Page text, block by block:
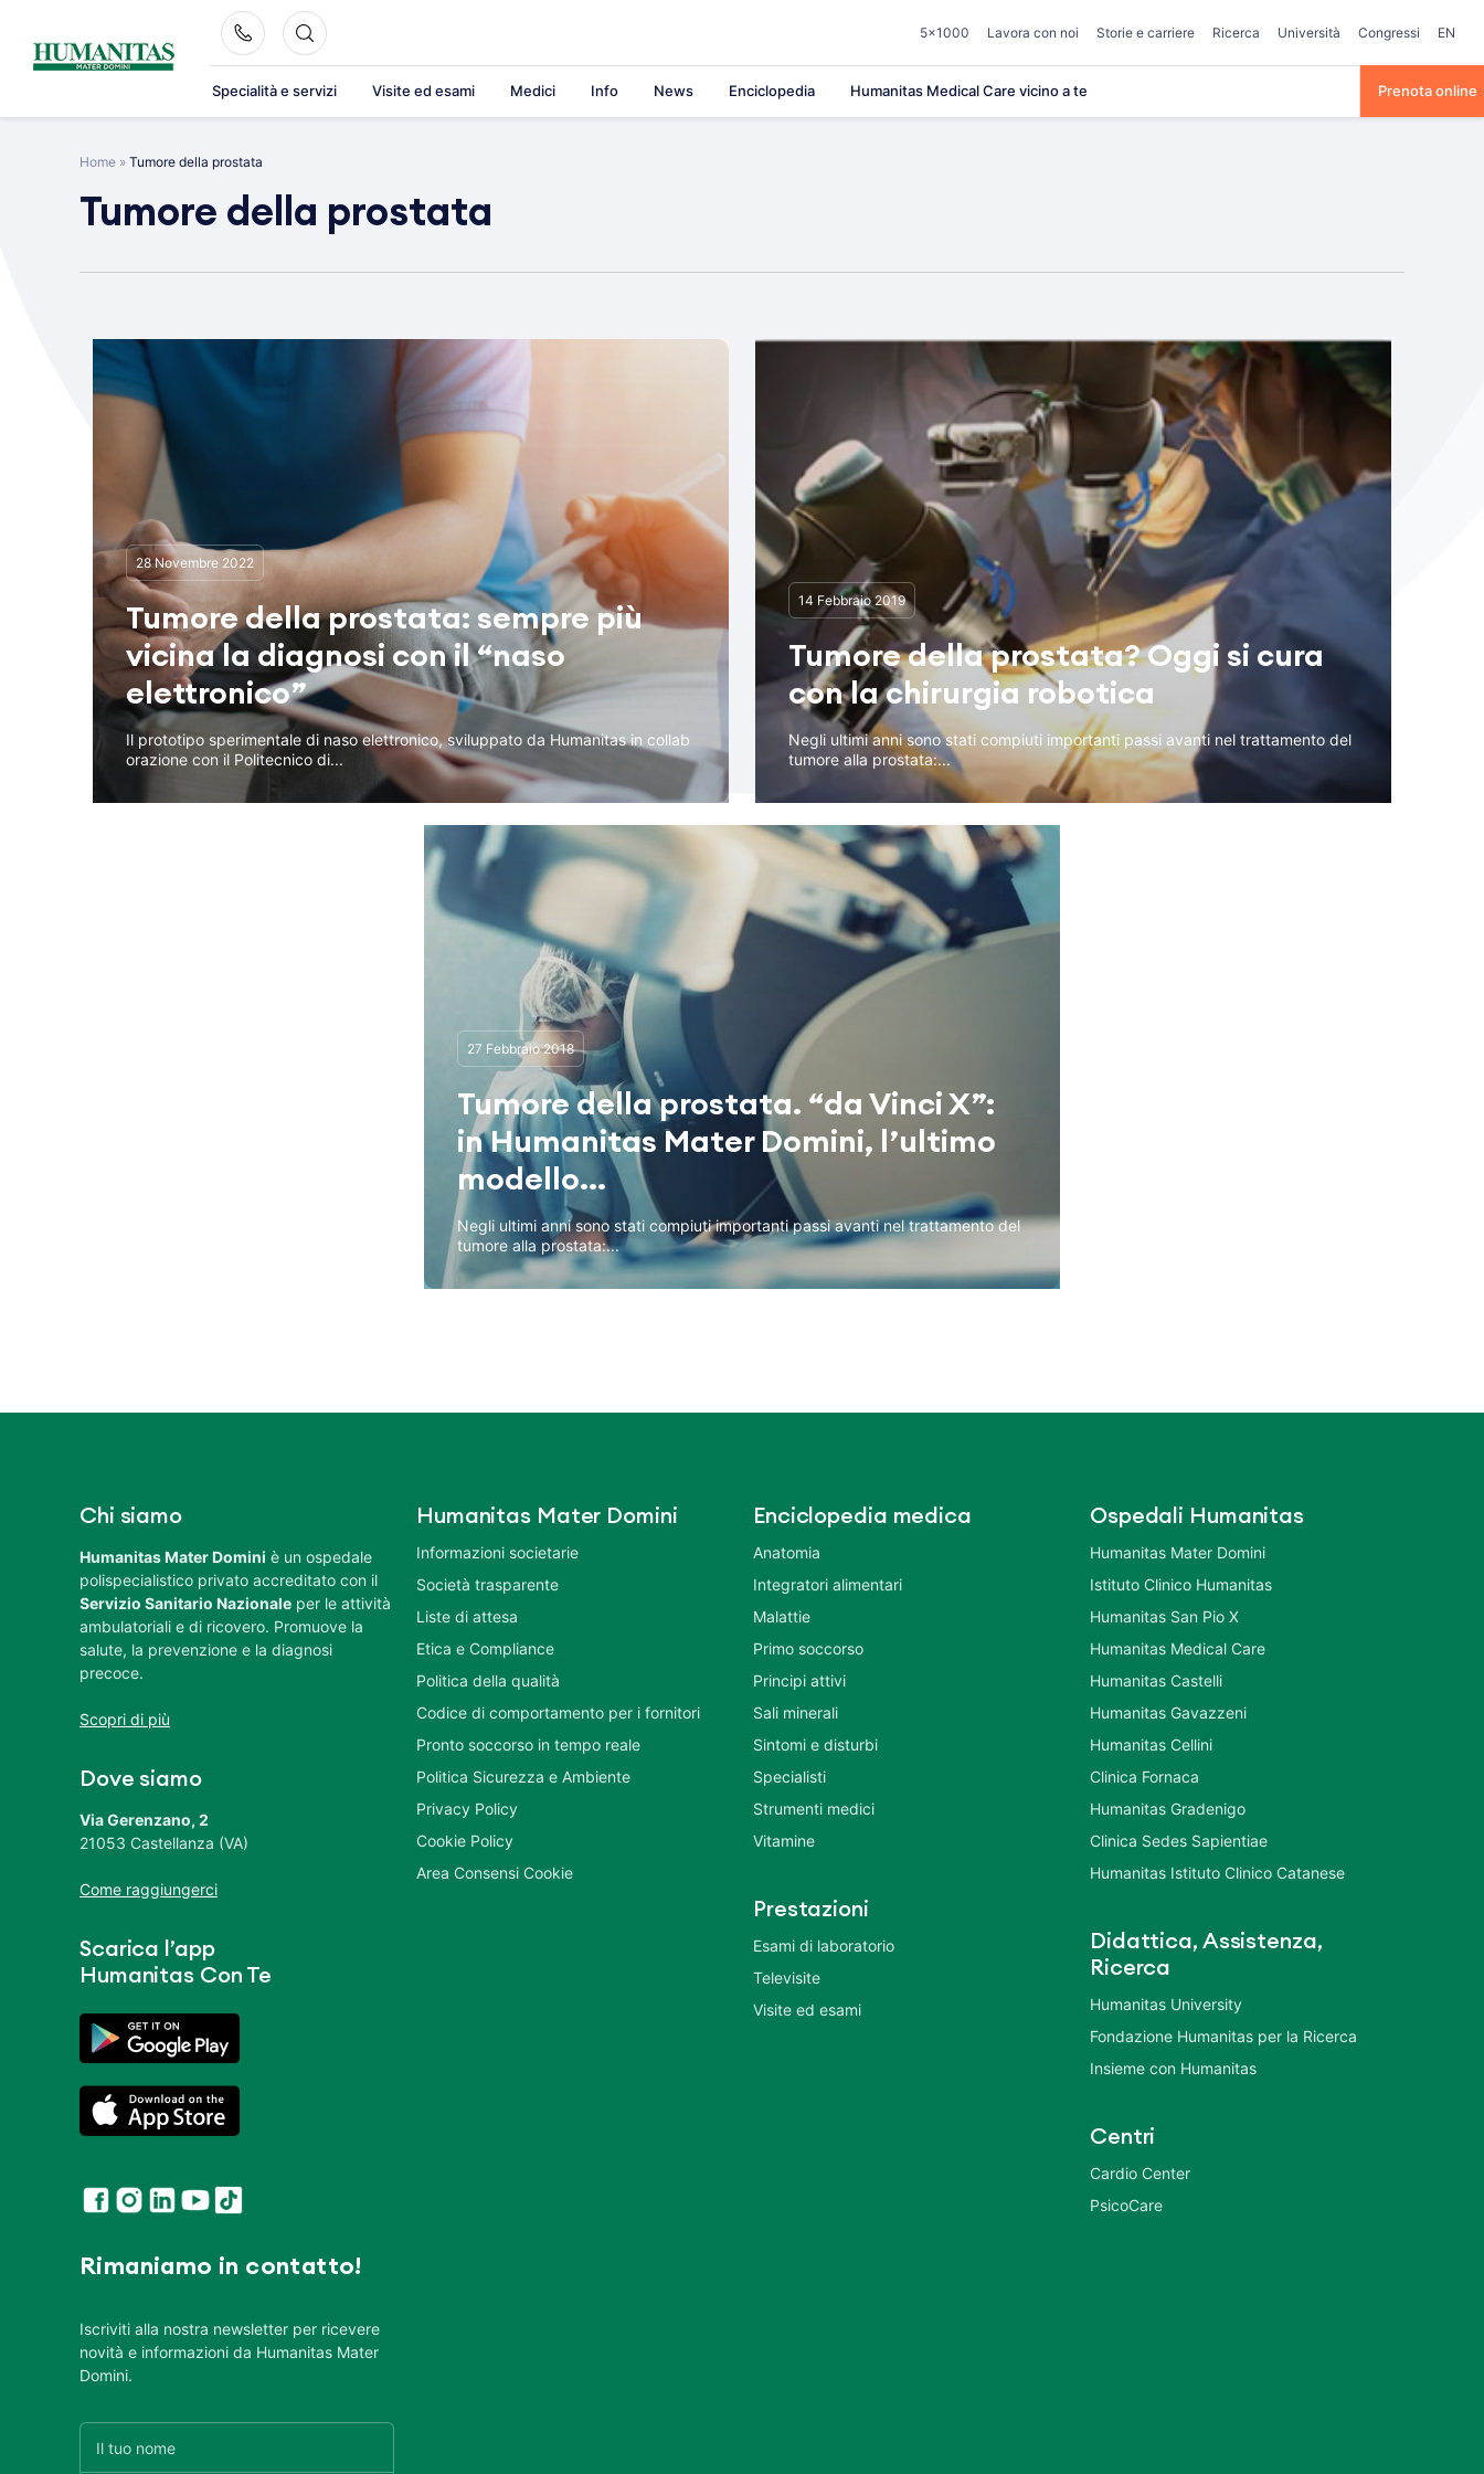
content
5×1000 Lavora con noi Storie e carriere Ricerca Università Congressi EN
Specialità e servizi Visite ed esami Medici Info News Enciclopedia Humanitas Medical Care vicino a te Prenota online
Home » Tumore della prostata
Tumore della prostata
28 Novembre 2022
Tumore della prostata: sempre più
vicina la diagnosi con il “naso
elettronico”
Il prototipo sperimentale di naso elettronico, sviluppato da Humanitas in collab
orazione con il Politecnico di...
14 Febbraio 2019
Tumore della prostata? Oggi si cura
con la chirurgia robotica
Negli ultimi anni sono stati compiuti importanti passi avanti nel trattamento del
tumore alla prostata:...
27 Febbraio 2018
Tumore della prostata. “da Vinci X”:
in Humanitas Mater Domini, l’ultimo
modello...
Negli ultimi anni sono stati compiuti importanti passi avanti nel trattamento del
tumore alla prostata:...
Chi siamo
Humanitas Mater Domini è un ospedale
polispecialistico privato accreditato con il
Servizio Sanitario Nazionale per le attività
ambulatoriali e di ricovero. Promuove la
salute, la prevenzione e la diagnosi
precoce.
Scopri di più
Dove siamo
Via Gerenzano, 2
21053 Castellanza (VA)
Come raggiungerci
Scarica l’app
Humanitas Con Te
Rimaniamo in contatto!
Iscriviti alla nostra newsletter per ricevere
novità e informazioni da Humanitas Mater
Domini.
Humanitas Mater Domini
Informazioni societarie
Società trasparente
Liste di attesa
Etica e Compliance
Politica della qualità
Codice di comportamento per i fornitori
Pronto soccorso in tempo reale
Politica Sicurezza e Ambiente
Privacy Policy
Cookie Policy
Area Consensi Cookie
Enciclopedia medica
Anatomia
Integratori alimentari
Malattie
Primo soccorso
Principi attivi
Sali minerali
Sintomi e disturbi
Specialisti
Strumenti medici
Vitamine
Prestazioni
Esami di laboratorio
Televisite
Visite ed esami
Ospedali Humanitas
Humanitas Mater Domini
Istituto Clinico Humanitas
Humanitas San Pio X
Humanitas Medical Care
Humanitas Castelli
Humanitas Gavazzeni
Humanitas Cellini
Clinica Fornaca
Humanitas Gradenigo
Clinica Sedes Sapientiae
Humanitas Istituto Clinico Catanese
Didattica, Assistenza,
Ricerca
Humanitas University
Fondazione Humanitas per la Ricerca
Insieme con Humanitas
Centri
Cardio Center
PsicoCare